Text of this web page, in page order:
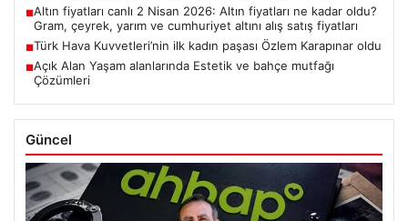
■Altın fiyatları canlı 2 Nisan 2026: Altın fiyatları ne kadar oldu?
Gram, çeyrek, yarım ve cumhuriyet altını alış satış fiyatları
■Türk Hava Kuvvetleri’nin ilk kadın paşası Özlem Karapınar oldu
■Açık Alan Yaşam alanlarında Estetik ve bahçe mutfağı
Çözümleri
Güncel